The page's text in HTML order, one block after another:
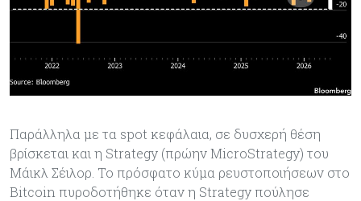
Παράλληλα με τα spot κεφάλαια, σε δυσχερή θέση
βρίσκεται και η Strategy (πρώην MicroStrategy) του
Μάικλ Σέιλορ. Το πρόσφατο κύμα ρευστοποιήσεων στο
Bitcoin πυροδοτήθηκε όταν η Strategy πούλησε